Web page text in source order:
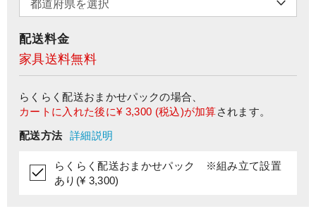
配送料金
家具送料無料
らくらく配送おまかせパックの場合、
カートに入れた後に¥ 3,300 (税込)が加算されます。
配送方法 詳細説明
らくらく配送おまかせパック ※組み立て設置
あり(¥ 3,300)